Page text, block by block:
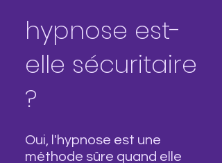
hypnose est-
elle sécuritaire
?
Oui, l'hypnose est une
méthode sûre quand elle